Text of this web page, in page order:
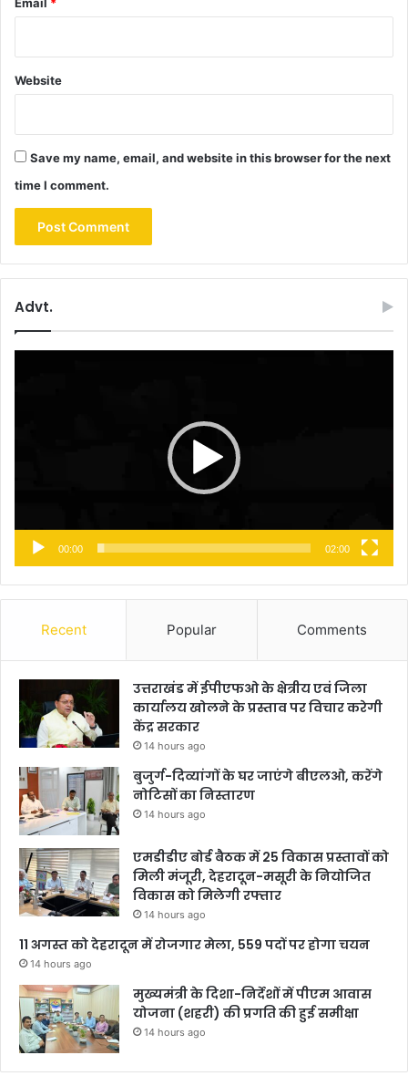
Website
Save my name, email, and website in this browser for the next
time I comment.
Advt.
00:00 02:00
Recent Popular Comments
उत्तराखंड में ईपीएफओ के क्षेत्रीय एवं जिला
कार्यालय खोलने के प्रस्ताव पर विचार करेगी
केंद्र सरकार
14 hours ago
बुजुर्ग-दिव्यांगों के घर जाएंगे बीएलओ, करेंगे
नोटिसों का निस्तारण
14 hours ago
एमडीडीए बोर्ड बैठक में 25 विकास प्रस्तावों को
मिली मंजूरी, देहरादून-मसूरी के नियोजित
विकास को मिलेगी रफ्तार
14 hours ago
11 अगस्त को देहरादून में रोजगार मेला, 559 पदों पर होगा चयन
14 hours ago
मुख्यमंत्री के दिशा-निर्देशों में पीएम आवास
योजना (शहरी) की प्रगति की हुई समीक्षा
14 hours ago